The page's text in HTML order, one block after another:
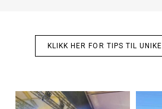
KLIKK HER FOR TIPS TIL